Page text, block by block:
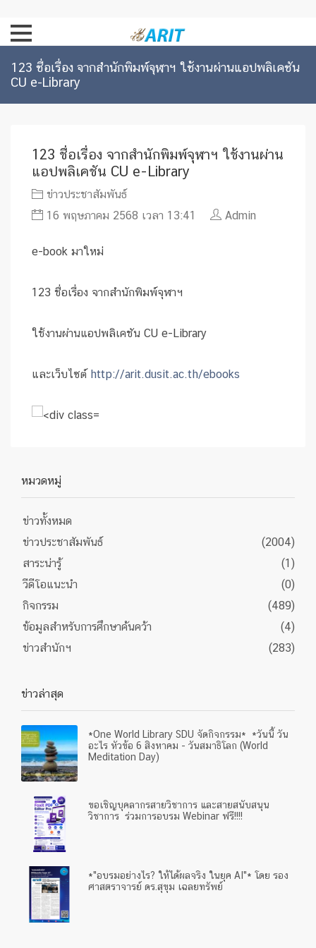
123 ชื่อเรื่อง จากสำนักพิมพ์จุฬาฯ ใช้งานผ่านแอปพลิเคชัน
CU e-Library
123 ชื่อเรื่อง จากสำนักพิมพ์จุฬาฯ ใช้งานผ่าน
แอปพลิเคชัน CU e-Library
ข่าวประชาสัมพันธ์
16 พฤษภาคม 2568 เวลา 13:41
Admin
e-book มาใหม่
123 ชื่อเรื่อง จากสำนักพิมพ์จุฬาฯ
ใช้งานผ่านแอปพลิเคชัน CU e-Library
และเว็บไซต์ http://arit.dusit.ac.th/ebooks
หมวดหมู่
ข่าวทั้งหมด
ข่าวประชาสัมพันธ์
(2004)
สาระน่ารู้
(1)
วีดีโอแนะนำ
(0)
กิจกรรม
(489)
ข้อมูลสำหรับการศึกษาค้นคว้า
(4)
ข่าวสำนักฯ
(283)
ข่าวล่าสุด
*One World Library SDU จัดกิจกรรม* *วันนี้ วัน
อะไร หัวข้อ 6 สิงหาคม - วันสมาธิโลก (World
Meditation Day)
ขอเชิญบุคลากรสายวิชาการ และสายสนับสนุน
วิชาการ ร่วมการอบรม Webinar ฟรี!!!!
*"อบรมอย่างไร? ให้ได้ผลจริง ในยุค AI"* โดย รอง
ศาสตราจารย์ ดร.สุขุม เฉลยทรัพย์